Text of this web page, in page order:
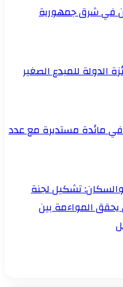
في شرق جمهورية
الدولة للمبدع الصغير
في مائدة مستديرة مع عدد
والسكان: تشكيل لجنة
المواءمة بين